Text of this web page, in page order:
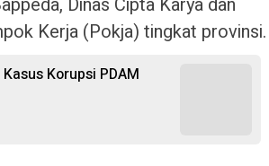
Kerja (Pokja) tingkat provinsi.
Korupsi PDAM